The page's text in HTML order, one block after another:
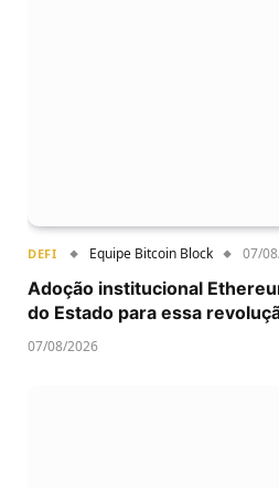
DEFI Equipe Bitcoin Block 07/
Adoção institucional
do Estado para essa
07/08/2026